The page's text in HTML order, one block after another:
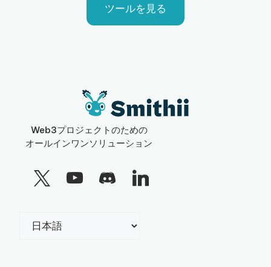
ツールを見る
Web3プロジェクトのための
オールインワンソリューション